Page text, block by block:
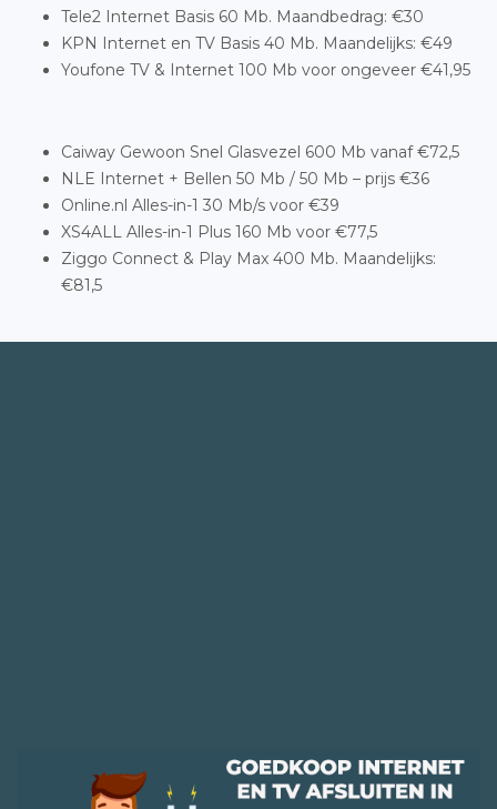
Tele2 Internet Basis 60 Mb. Maandbedrag: €30
KPN Internet en TV Basis 40 Mb. Maandelijks: €49
Youfone TV & Internet 100 Mb voor ongeveer €41,95
Caiway Gewoon Snel Glasvezel 600 Mb vanaf €72,5
NLE Internet + Bellen 50 Mb / 50 Mb – prijs €36
Online.nl Alles-in-1 30 Mb/s voor €39
XS4ALL Alles-in-1 Plus 160 Mb voor €77,5
Ziggo Connect & Play Max 400 Mb. Maandelijks:
€81,5